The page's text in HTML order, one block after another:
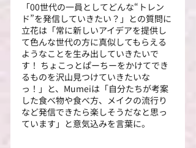
「00世代の一員としてどんな“トレン
ド”を発信していきたい？」との質問に
立花は「常に新しいアイデアを提供し
て色んな世代の方に真似してもらえる
ようなことを生み出していきたいで
す！ ちょこっとぱーちーをかけてでき
るものを沢山見つけていきたいな
っ！」と、Mumeiは「自分たちが考案
した食べ物や食べ方、メイクの流行り
など発信できたら楽しそうだなと思っ
ています」と意気込みを言葉に。